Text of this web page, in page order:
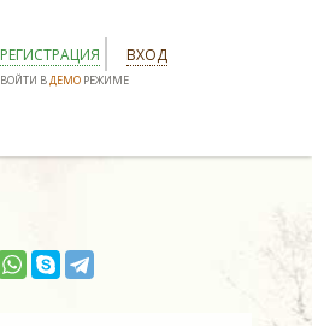
РЕГИСТРАЦИЯ ВХОД
ВОЙТИ ВДЕМО РЕЖИМЕ